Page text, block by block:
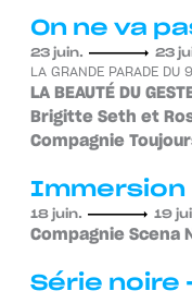
On ne va
23 juin. 23
LA GRANDE PARADE DU
LA BEAUTÉ DU
Brigitte Seth et
Compagnie
Immersion
18 juin. 19
Compagnie Scena
Série noire